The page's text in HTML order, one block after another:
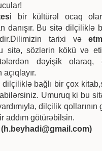
i bir kültürəl ocaq
danışır. Bu sitə dilçiliklə
tarixi və
sitə, sözlərin kökü və
dəyişik olaraq,
bağlı bir çox
Umuruq ki bu
dilçilik
addım götürəbilsin.
h.beyhadi@gmail.com)